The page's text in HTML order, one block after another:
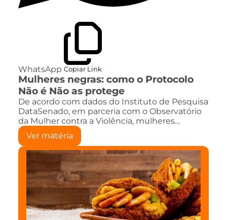
WhatsApp Copiar Link
Mulheres negras: como o Protocolo
Não é Não as protege
De acordo com dados do Instituto de Pesquisa
DataSenado, em parceria com o Observatório
da Mulher contra a Violência, mulheres…
Ver matéria